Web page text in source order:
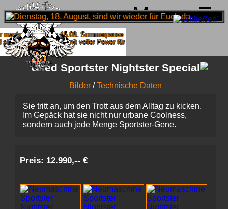
Menu
von 4. bis 15.08. Sommerpause
ab 18.08. wieder mit voller Power für
Euch da!
Used Sportster Nightster Special
Bilder/Technische Daten
Sie tritt an, um den Trott aus dem Alltag zu kicken.
Im Gepäck hat sie nicht nur urbane Coolness,
sondern auch jede Menge Sportster-Gene.
Preis: 12.990,-- €